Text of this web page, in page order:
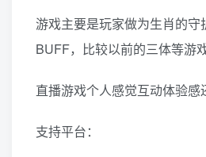
游戏主要是玩家做为生肖的
BUFF，比较以前的三体等游
直播游戏个人感觉互动体验感
支持平台：